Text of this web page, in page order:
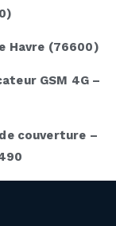
Havre (76600)
GSM 4G –
couverture –